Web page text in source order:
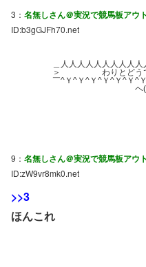
3： 名無しさん＠実況で競馬板アウト
ID:b3gGJFh70.net
＿人人人人人人人人人人人
＞ わりとどう
￣^Ｙ^Ｙ^Ｙ^Ｙ^Ｙ^Ｙ^Ｙ^
ヘ(^o^)
9： 名無しさん＠実況で競馬板アウト
ID:zW9vr8mk0.net
>>3
ほんこれ